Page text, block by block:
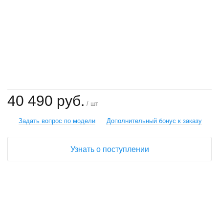
40 490 руб. / шт
Задать вопрос по модели Дополнительный бонус к заказу
Узнать о поступлении